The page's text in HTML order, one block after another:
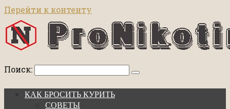
Перейти к контенту
Поиск:
КАК БРОСИТЬ КУРИТЬ
СОВЕТЫ